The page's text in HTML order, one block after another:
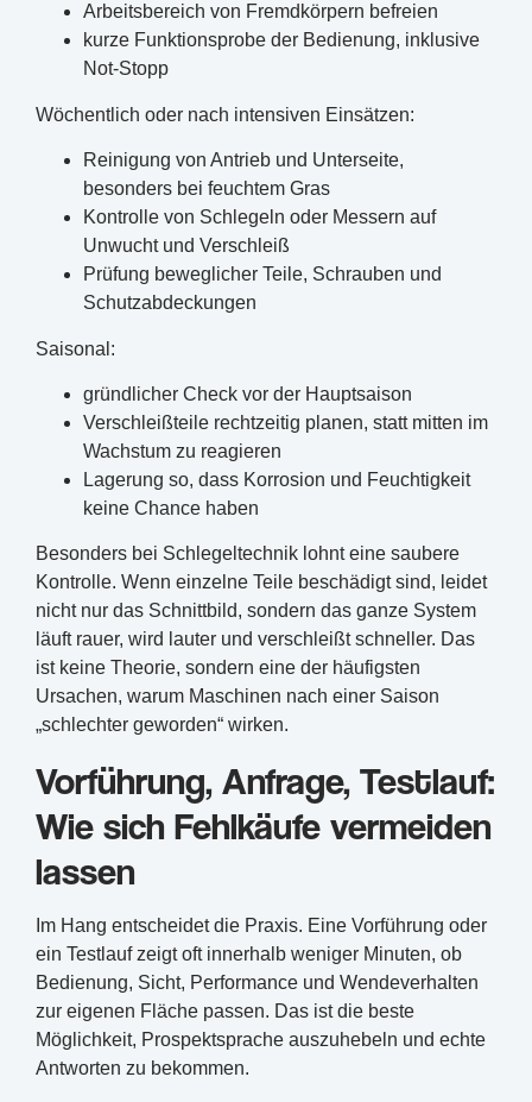
Arbeitsbereich von Fremdkörpern befreien
kurze Funktionsprobe der Bedienung, inklusive
Not-Stopp
Wöchentlich oder nach intensiven Einsätzen:
Reinigung von Antrieb und Unterseite,
besonders bei feuchtem Gras
Kontrolle von Schlegeln oder Messern auf
Unwucht und Verschleiß
Prüfung beweglicher Teile, Schrauben und
Schutzabdeckungen
Saisonal:
gründlicher Check vor der Hauptsaison
Verschleißteile rechtzeitig planen, statt mitten im
Wachstum zu reagieren
Lagerung so, dass Korrosion und Feuchtigkeit
keine Chance haben
Besonders bei Schlegeltechnik lohnt eine saubere
Kontrolle. Wenn einzelne Teile beschädigt sind, leidet
nicht nur das Schnittbild, sondern das ganze System
läuft rauer, wird lauter und verschleißt schneller. Das
ist keine Theorie, sondern eine der häufigsten
Ursachen, warum Maschinen nach einer Saison
„schlechter geworden“ wirken.
Vorführung, Anfrage, Testlauf:
Wie sich Fehlkäufe vermeiden
lassen
Im Hang entscheidet die Praxis. Eine Vorführung oder
ein Testlauf zeigt oft innerhalb weniger Minuten, ob
Bedienung, Sicht, Performance und Wendeverhalten
zur eigenen Fläche passen. Das ist die beste
Möglichkeit, Prospektsprache auszuhebeln und echte
Antworten zu bekommen.